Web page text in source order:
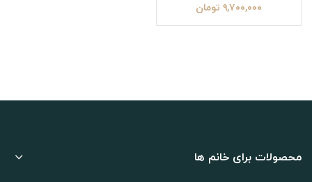
۹,۷۰۰,۰۰۰ تومان
محصولات برای خانم ها